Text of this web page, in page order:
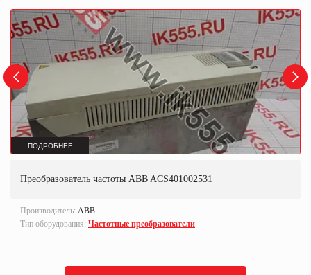
ПОДРОБНЕЕ
Преобразователь частоты ABB ACS401002531
Производитель: ABB
Тип оборудования: Частотные преобразователи